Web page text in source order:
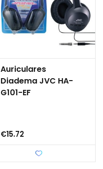
Auriculares
Diadema JVC HA-
G101-EF
€15.72